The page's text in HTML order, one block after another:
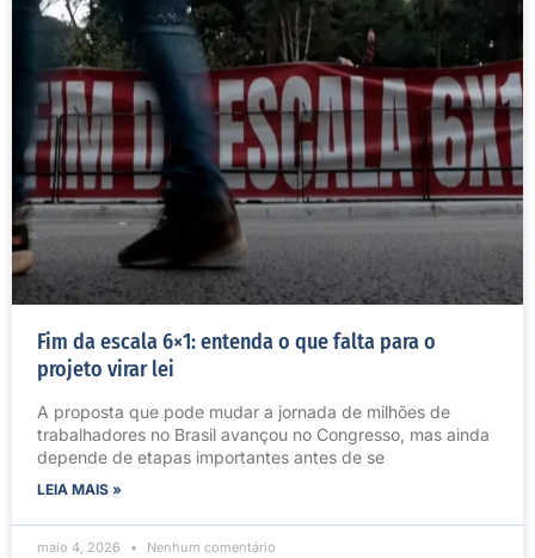
Fim da escala 6×1: entenda o que falta para o
projeto virar lei
A proposta que pode mudar a jornada de milhões de
trabalhadores no Brasil avançou no Congresso, mas ainda
depende de etapas importantes antes de se
LEIA MAIS »
maio 4, 2026 Nenhum comentário